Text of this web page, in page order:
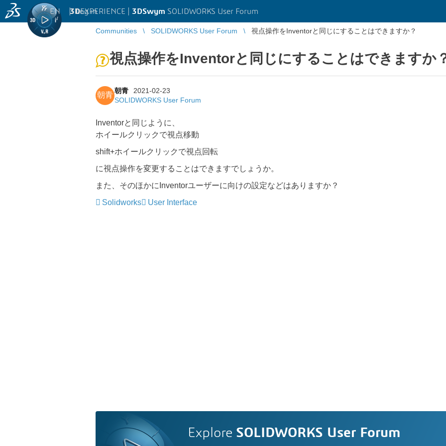
3DEXPERIENCE | 3DSwym SOLIDWORKS User Forum
EN | Log in
Communities SOLIDWORKS User Forum 視点操作をInventorと同じにすることはできますか？
視点操作をInventorと同じにすることはできますか
朝青
朝青
2021-02-23
SOLIDWORKS User Forum
Inventorと同じように、
ホイールクリックで視点移動
shift+ホイールクリックで視点回転
に視点操作を変更することはできますでしょうか。
また、そのほかにInventorユーザーに向けの設定などはありますか？
Solidworks
User Interface
Explore SOLIDWORKS User Forum